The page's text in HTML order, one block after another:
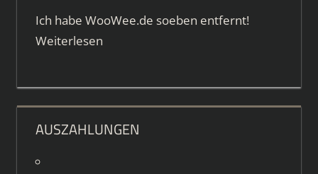
Ich habe WooWee.de soeben entfernt!
Weiterlesen
AUSZAHLUNGEN